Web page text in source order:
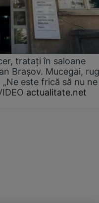
tratați în saloane
Brașov. Mucegai,
este frică să nu ne
actualitate.net